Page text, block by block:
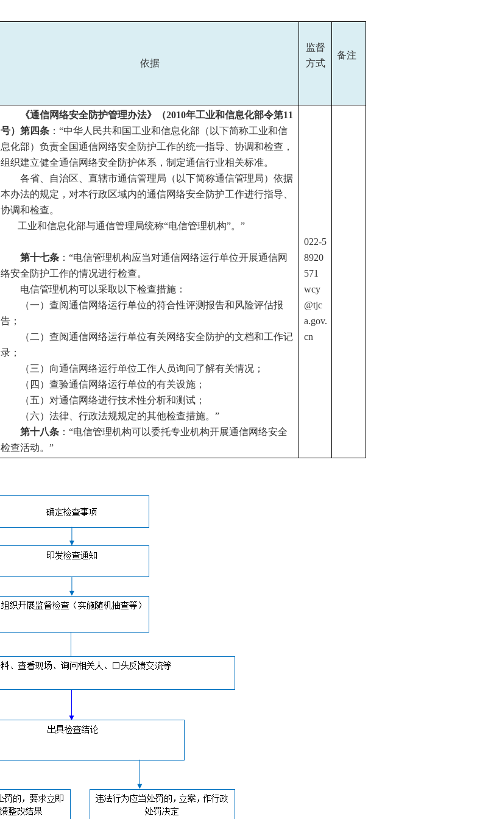
依据
监督
方式
备注
《通信网络安全防护管理办法》（2010年工业和信息化部令第11
号）第四条：“中华人民共和国工业和信息化部（以下简称工业和信
息化部）负责全国通信网络安全防护工作的统一指导、协调和检查，
组织建立健全通信网络安全防护体系，制定通信行业相关标准。
各省、自治区、直辖市通信管理局（以下简称通信管理局）依据
本办法的规定，对本行政区域内的通信网络安全防护工作进行指导、
协调和检查。
工业和信息化部与通信管理局统称“电信管理机构”。”
第十七条：“电信管理机构应当对通信网络运行单位开展通信网
络安全防护工作的情况进行检查。
电信管理机构可以采取以下检查措施：
（一）查阅通信网络运行单位的符合性评测报告和风险评估报
告；
（二）查阅通信网络运行单位有关网络安全防护的文档和工作记
录；
（三）向通信网络运行单位工作人员询问了解有关情况；
（四）查验通信网络运行单位的有关设施；
（五）对通信网络进行技术性分析和测试；
（六）法律、行政法规规定的其他检查措施。”
第十八条：“电信管理机构可以委托专业机构开展通信网络安全
检查活动。”
022-5
8920
571
wcy
@tjc
a.gov.
cn